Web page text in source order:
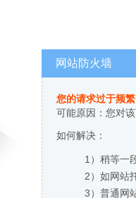
网站防火墙
您的请求过于频
可能原因：您对
如何解决：
1）稍等一
2）如网站
3）普通网